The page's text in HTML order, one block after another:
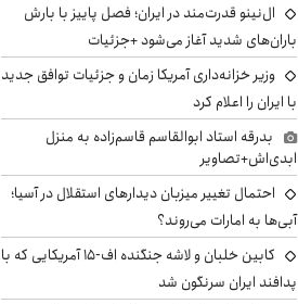
ال‌نینو قدرت‌مند در ایران؛ فصل پاییز با بارش
باران‌های شدید آغاز می‌شود +جزئیات
وزیر خزانه‌داری آمریکا زمان و جزئیات توافق جدید
با ایران را اعلام کرد
بدرقه استاد ابوالقاسم قاسم‌زاده به منزل
ابدی‌اش+تصاویر
احتمال تغییر میزبان دیدارهای استقلال در آسیا؛
آبی‌ها به امارات می‌روند؟
کابین خلبان و لاشه جنگنده اف-۱۵ آمریکایی که با
پدافند ایران سرنگون شد